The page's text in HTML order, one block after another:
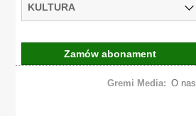
KULTURA
Zamów abonament
Gremi Media: O nas